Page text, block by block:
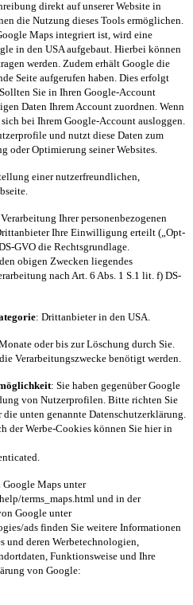
direkt auf unserer Website in
die Nutzung dieses Tools ermöglichen.
Maps integriert ist, wird eine
in den USA aufgebaut. Hierbei können
werden. Zudem erhält Google die
Seite aufgerufen haben. Dies erfolgt
Sie in Ihren Google-Account
Daten Ihrem Account zuordnen. Wenn
bei Ihrem Google-Account ausloggen.
und nutzt diese Daten zum
oder Optimierung seiner Websites.
einer nutzerfreundlichen,
Ihrer personenbezogenen
Ihre Einwilligung erteilt („Opt-
GVO die Rechtsgrundlage.
obigen Zwecken liegendes
nach Art. 6 Abs. 1 S.1 lit. f) DS-
: Drittanbieter in den USA.
oder bis zur Löschung durch Sie.
Verarbeitungszwecke benötigt werden.
: Sie haben gegenüber Google
von Nutzerprofilen. Bitte richten Sie
unten genannte Datenschutzerklärung.
der Werbe-Cookies können Sie hier in
Maps unter
terms_maps.html und in der
Google unter
ads finden Sie weitere Informationen
und deren Werbetechnologien,
Funktionsweise und Ihre
von Google: